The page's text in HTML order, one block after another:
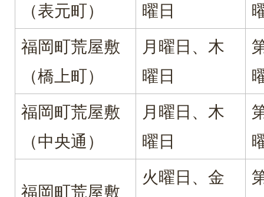
（表元町）
曜日
福岡町荒屋敷
（橋上町）
月曜日、木
曜日
福岡町荒屋敷
（中央通）
月曜日、木
曜日
福岡町荒屋敷
火曜日、金